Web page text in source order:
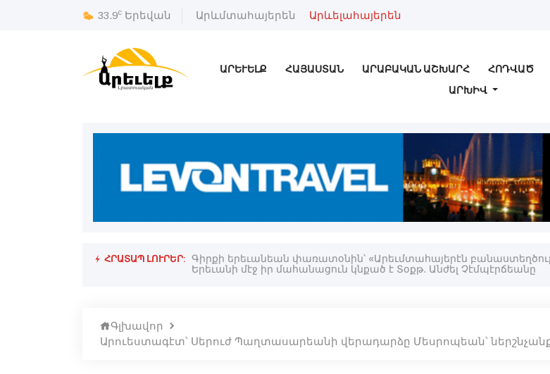
33.9c Երեվան Արևմտահայերեն Արևելահայերեն
ԱՐԵՒԵԼՔ ՀԱՅԱՍՏԱՆ ԱՐԱԲԱԿԱՆ ԱՇԽԱՐՀ ՀՈԴՎԱԾ
ԱՐԽԻՎ
ՀՐԱՏԱՊ ԼՈՒՐԵՐ: Գիրքի երեւանեան փառատօնին՝ «Արեւմտահայերէն
Գլխավոր
Արուեստագէտ՝ Սերուժ Պաղտասարեանի վերադարձը Մեսրոպեան՝